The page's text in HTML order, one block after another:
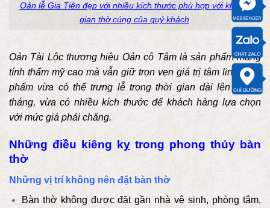
Oản lễ Gia Tiên đẹp với nhiều kích thước phù hợp với không
gian thờ cúng của quý khách
Oản Tài Lộc thương hiệu Oản cô Tâm là sản phẩm mang
tính thẩm mỹ cao mà vẫn giữ trọn vẹn giá trị tâm linh. Sản
phẩm vừa có thể trưng lễ trong thời gian dài lên đến 6
tháng, vừa có nhiều kích thước để khách hàng lựa chọn
với mức giá phải chăng.
Những điều kiêng kỵ trong phong thủy bàn
thờ
Những vị trí không nên đặt bàn thờ
Bàn thờ không được đặt gần nhà vệ sinh, phòng tắm,